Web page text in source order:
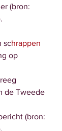
(bron:
schrappen
op
de Tweede
(bron: